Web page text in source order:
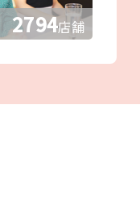
2794店舗